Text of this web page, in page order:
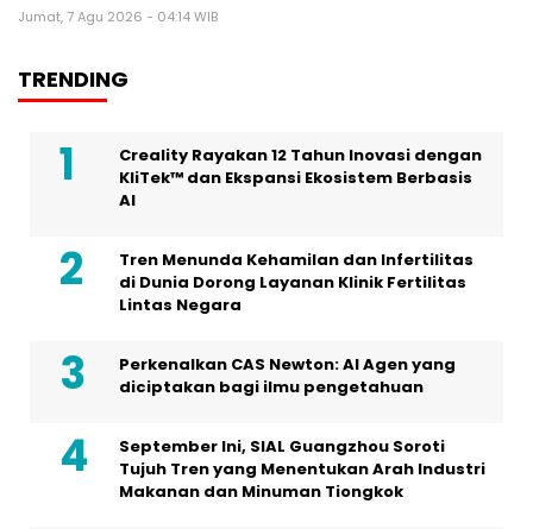
Jumat, 7 Agu 2026 - 04:14 WIB
TRENDING
Creality Rayakan 12 Tahun Inovasi dengan
KliTek™ dan Ekspansi Ekosistem Berbasis
AI
Tren Menunda Kehamilan dan Infertilitas
di Dunia Dorong Layanan Klinik Fertilitas
Lintas Negara
Perkenalkan CAS Newton: AI Agen yang
diciptakan bagi ilmu pengetahuan
September Ini, SIAL Guangzhou Soroti
Tujuh Tren yang Menentukan Arah Industri
Makanan dan Minuman Tiongkok